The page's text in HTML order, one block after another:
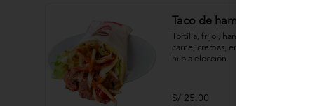
Taco de hamburguesa
Tortilla, frijol, hamburguesa de
carne, cremas, ensaladas, papas al
hilo a elección.
S/ 25.00